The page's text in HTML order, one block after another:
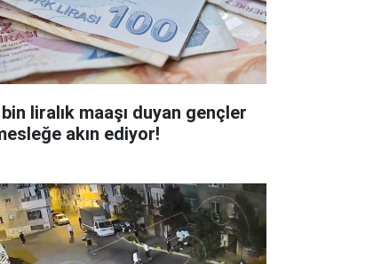
liralık maaşı duyan gençler
akın ediyor!